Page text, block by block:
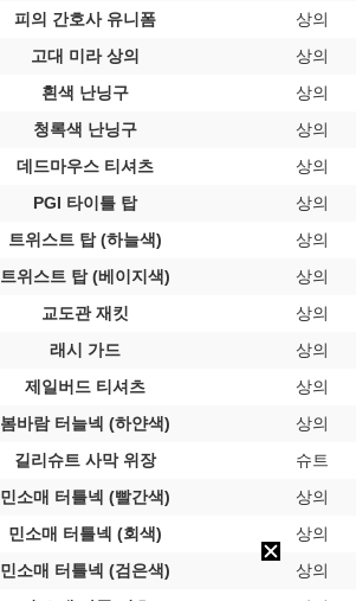
피의 간호사 유니폼
상의
고대 미라 상의
상의
흰색 난닝구
상의
청록색 난닝구
상의
데드마우스 티셔츠
상의
PGI 타이틀 탑
상의
트위스트 탑 (하늘색)
상의
트위스트 탑 (베이지색)
상의
교도관 재킷
상의
래시 가드
상의
제일버드 티셔츠
상의
봄바람 터늘넥 (하얀색)
상의
길리슈트 사막 위장
슈트
민소매 터틀넥 (빨간색)
상의
민소매 터틀넥 (회색)
상의
민소매 터틀넥 (검은색)
상의